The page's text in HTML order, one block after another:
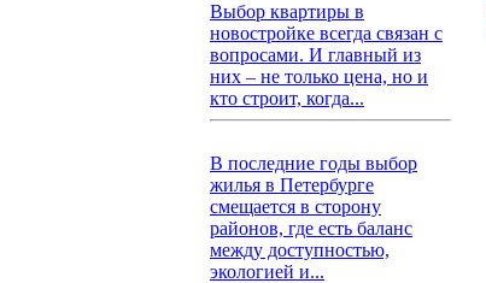
Выбор квартиры в
новостройке всегда связан с
вопросами. И главный из
них – не только цена, но и
кто строит, когда...
В последние годы выбор
жилья в Петербурге
смещается в сторону
районов, где есть баланс
между доступностью,
экологией и...